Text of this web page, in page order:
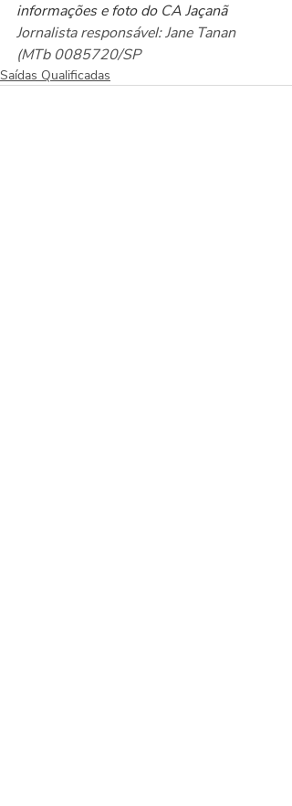
informações e foto do CA Jaçanã
Jornalista responsável: Jane Tanan
(MTb 0085720/SP
Saídas Qualificadas